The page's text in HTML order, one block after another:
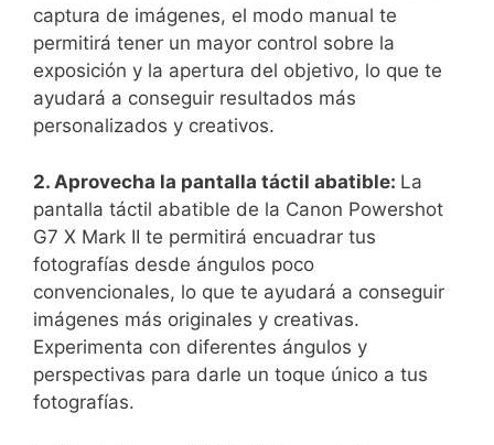
captura de imágenes, el ⁢modo‌ manual ⁣te
permitirá tener un mayor⁣ control sobre la
⁤exposición y ‍la ‌apertura del objetivo, lo⁢ que te
ayudará a​ conseguir⁤ resultados ‍más
personalizados y creativos.
2. Aprovecha la ⁢pantalla táctil abatible:‍ La
pantalla táctil‌ abatible de la Canon Powershot
G7 X ⁢Mark ‍II te permitirá encuadrar⁣ tus
fotografías desde ángulos ‍poco
convencionales, lo ⁢que te ayudará a conseguir
imágenes más originales y creativas.⁢
Experimenta con diferentes ‌ángulos y
⁣perspectivas para darle un toque único a tus
fotografías.